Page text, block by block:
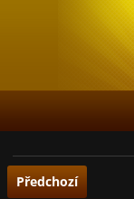
Předchozí